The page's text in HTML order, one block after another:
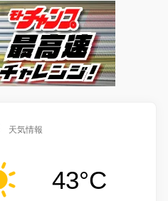
天気情報
43°C